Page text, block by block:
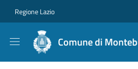
Regione Lazio
Comune di